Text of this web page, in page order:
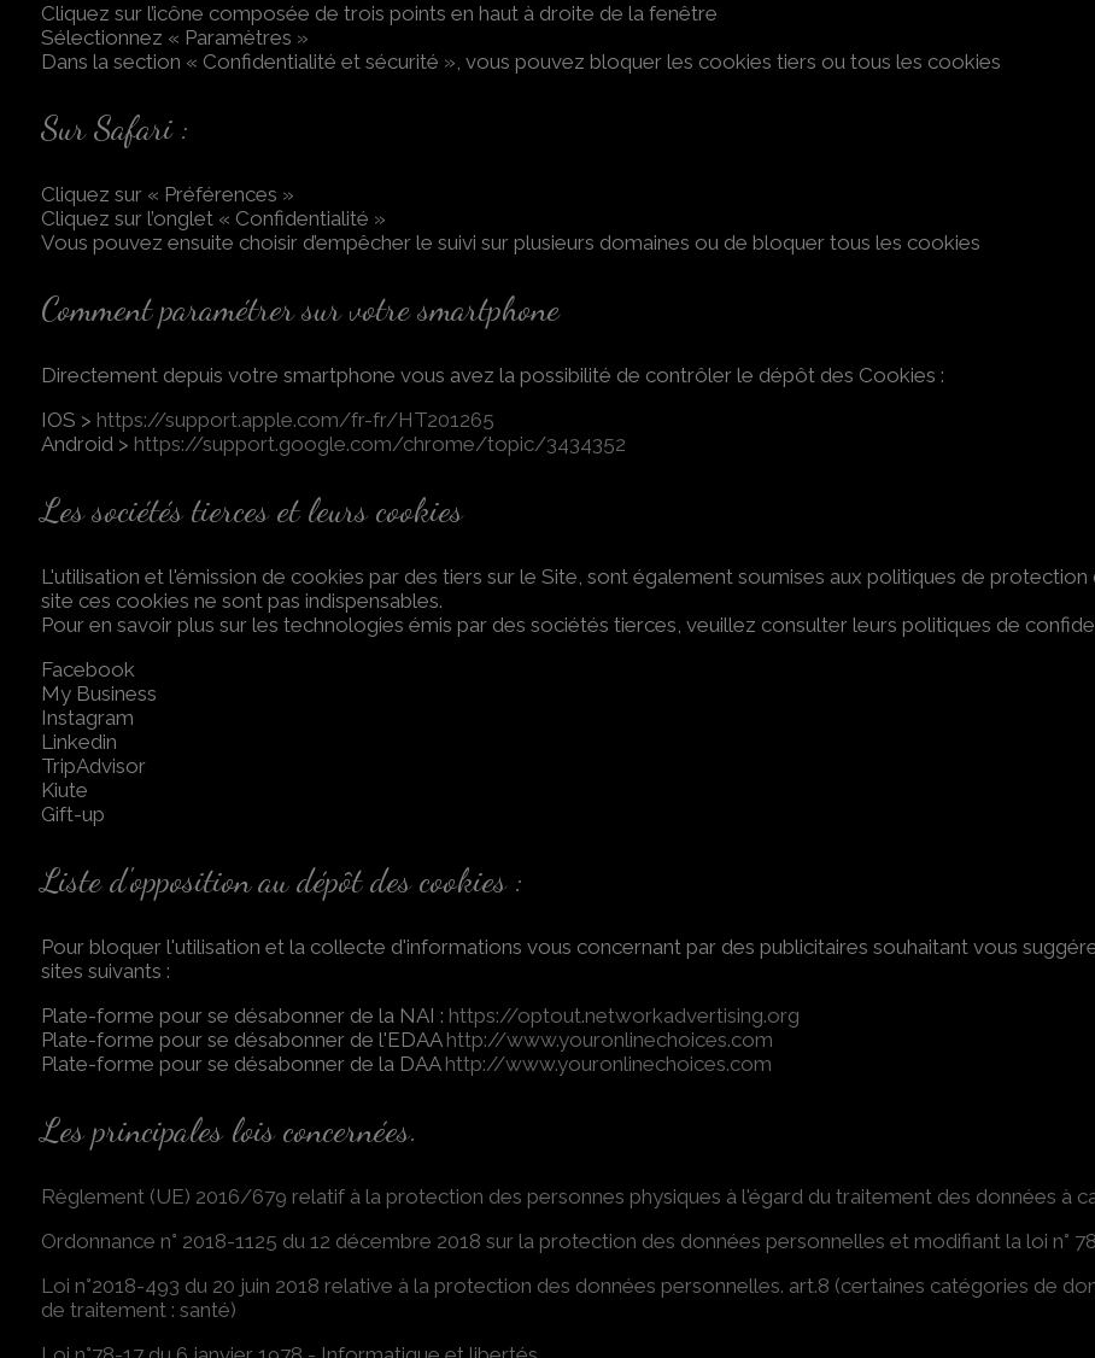
Cliquez sur l’icône composée de trois points en haut à droite de la fenêtre
Sélectionnez « Paramètres »
Dans la section « Confidentialité et sécurité », vous pouvez bloquer les cookies tiers ou tous les cookies
Sur Safari :
Cliquez sur « Préférences »
Cliquez sur l’onglet « Confidentialité »
Vous pouvez ensuite choisir d’empêcher le suivi sur plusieurs domaines ou de bloquer tous les cookies
Comment paramétrer sur votre smartphone
Directement depuis votre smartphone vous avez la possibilité de contrôler le dépôt des Cookies :
IOS > https://support.apple.com/fr-fr/HT201265
Android > https://support.google.com/chrome/topic/3434352
Les sociétés tierces et leurs cookies
L'utilisation et l'émission de cookies par des tiers sur le Site, sont également soumises aux politiques de
site ces cookies ne sont pas indispensables.
Pour en savoir plus sur les technologies émis par des sociétés tierces, veuillez consulter leurs politiques de
Facebook
My Business
Instagram
Linkedin
TripAdvisor
Kiute
Gift-up
Liste d'opposition au dépôt des cookies :
Pour bloquer l'utilisation et la collecte d'informations vous concernant par des publicitaires souhaitant vous
sites suivants :
Plate-forme pour se désabonner de la NAI : https://optout.networkadvertising.org
Plate-forme pour se désabonner de l'EDAA http://www.youronlinechoices.com
Plate-forme pour se désabonner de la DAA http://www.youronlinechoices.com
Les principales lois concernées.
Règlement (UE) 2016/679 relatif à la protection des personnes physiques à l'égard du traitement des données à
Ordonnance n° 2018-1125 du 12 décembre 2018 sur la protection des données personnelles et modifiant la loi n°
Loi n°2018-493 du 20 juin 2018 relative à la protection des données personnelles. art.8 (certaines catégories de
de traitement : santé)